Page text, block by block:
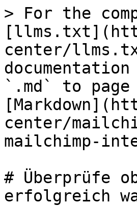
> For the
center/
`.md` to
center/
mailchimp-
# Überprüfe
erfolgreich